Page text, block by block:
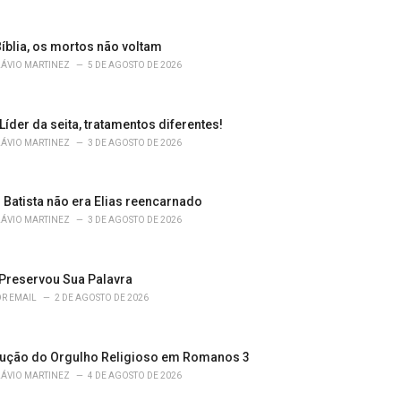
os mortos não voltam
MARTINEZ 5 DE AGOSTO DE 2026
da seita, tratamentos diferentes!
MARTINEZ 3 DE AGOSTO DE 2026
Batista não era Elias reencarnado
MARTINEZ 3 DE AGOSTO DE 2026
Sua Palavra
EMAIL 2 DE AGOSTO DE 2026
do Orgulho Religioso em Romanos 3
MARTINEZ 4 DE AGOSTO DE 2026